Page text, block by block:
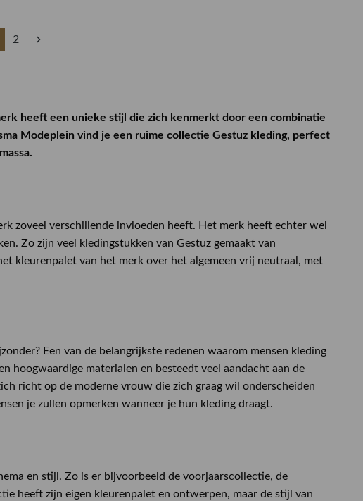
2
heeft een unieke stijl die zich kenmerkt door een combinatie
Modeplein vind je een ruime collectie Gestuz kleding, perfect
zoveel verschillende invloeden heeft. Het merk heeft echter wel
Zo zijn veel kledingstukken van Gestuz gemaakt van
kleurenpalet van het merk over het algemeen vrij neutraal, met
Een van de belangrijkste redenen waarom mensen kleding
hoogwaardige materialen en besteedt veel aandacht aan de
richt op de moderne vrouw die zich graag wil onderscheiden
je zullen opmerken wanneer je hun kleding draagt.
en stijl. Zo is er bijvoorbeeld de voorjaarscollectie, de
heeft zijn eigen kleurenpalet en ontwerpen, maar de stijl van